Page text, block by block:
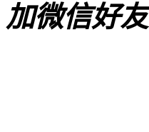
加微信好友